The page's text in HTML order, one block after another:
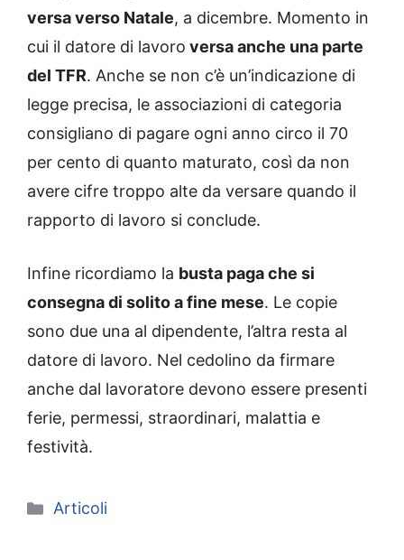
versa verso Natale, a dicembre. Momento in
cui il datore di lavoro versa anche una parte
del TFR. Anche se non c’è un’indicazione di
legge precisa, le associazioni di categoria
consigliano di pagare ogni anno circo il 70
per cento di quanto maturato, così da non
avere cifre troppo alte da versare quando il
rapporto di lavoro si conclude.
Infine ricordiamo la busta paga che si
consegna di solito a fine mese. Le copie
sono due una al dipendente, l’altra resta al
datore di lavoro. Nel cedolino da firmare
anche dal lavoratore devono essere presenti
ferie, permessi, straordinari, malattia e
festività.
Categorie
Articoli